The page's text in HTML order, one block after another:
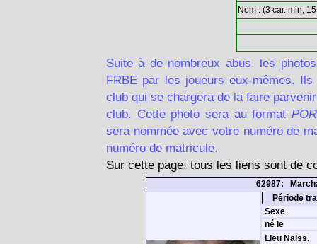
Nom : (3 car. min,
Suite à de nombreux abus, les
FRBE par les joueurs eux-mêmes.
club qui se chargera de la faire
club. Cette photo sera au format
sera nommée avec votre numéro de
numéro de matricule.
Sur cette page, tous les liens sont de
62987:
Période
Sexe
né le
Lieu Naiss.